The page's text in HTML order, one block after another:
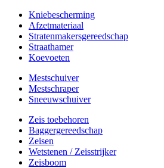
Kniebescherming
Afzetmateriaal
Stratenmakersgereedschap
Straathamer
Koevoeten
Mestschuiver
Mestschraper
Sneeuwschuiver
Zeis toebehoren
Baggergereedschap
Zeisen
Wetstenen / Zeisstrijker
Zeisboom